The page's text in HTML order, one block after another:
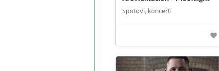
Spotovi, koncerti